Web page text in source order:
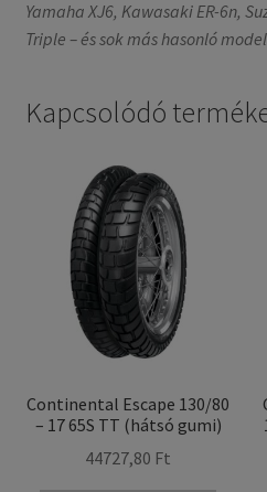
Yamaha XJ6, Kawasaki ER-6n,
Triple – és sok más hasonló
Kapcsolódó
Continental Escape 130/80
– 17 65S TT (hátsó gumi)
44727,80 Ft